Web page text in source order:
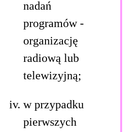
nadań
programów -
organizację
radiową lub
telewizyjną;
w przypadku
pierwszych